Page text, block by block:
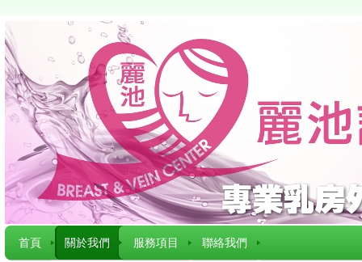
首頁 關於我們 服務項目 聯絡我們